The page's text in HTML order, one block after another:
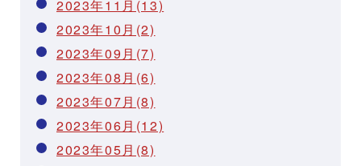
2023年11月(13)
2023年10月(2)
2023年09月(7)
2023年08月(6)
2023年07月(8)
2023年06月(12)
2023年05月(8)